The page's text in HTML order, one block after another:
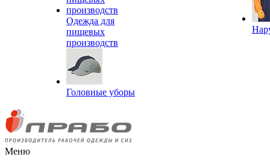
Одежда для
пищевых
производств
Головные уборы
Меню